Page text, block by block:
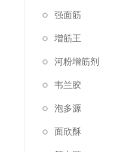
强面筋
增筋王
河粉增筋剂
韦兰胶
泡多源
面欣酥